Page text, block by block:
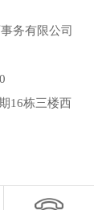
务有限公司
16栋三楼西